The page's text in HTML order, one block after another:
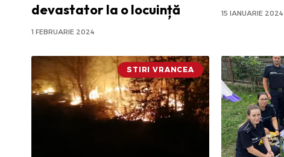
devastator la o locuință
1 FEBRUARIE 2024
15 IANUARIE 2024
STIRI VRANCEA